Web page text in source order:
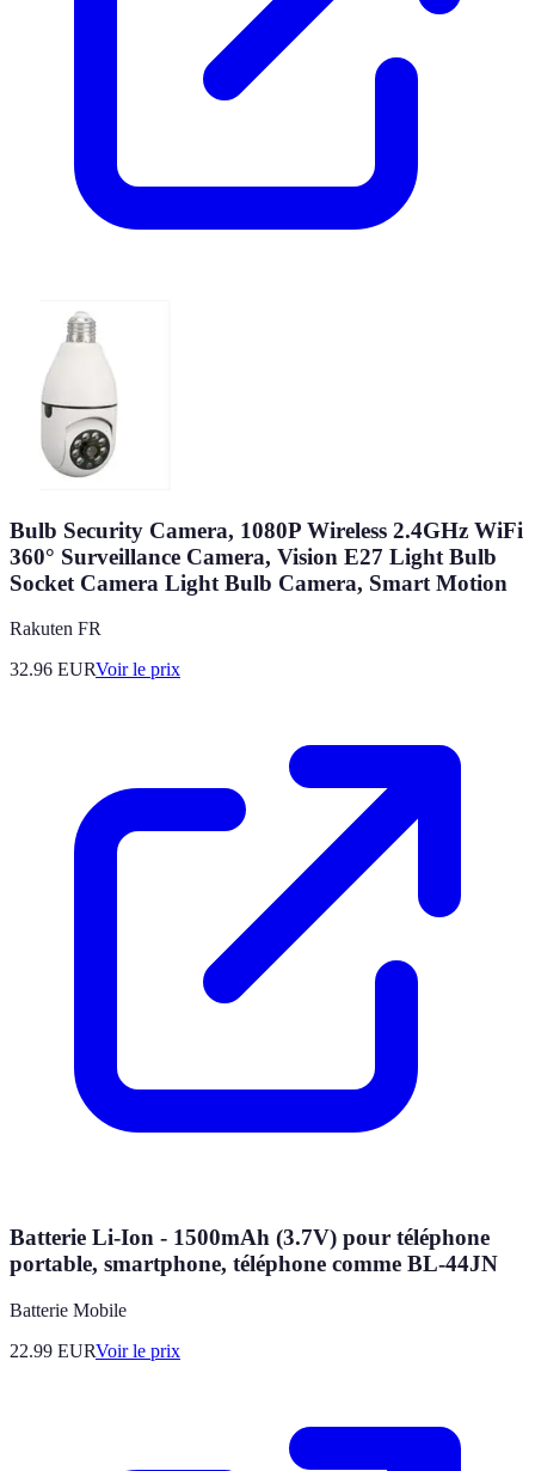
Bulb Security Camera, 1080P Wireless 2.4GHz WiFi
360° Surveillance Camera, Vision E27 Light Bulb
Socket Camera Light Bulb Camera, Smart Motion
Rakuten FR
32.96 EURVoir le prix
Batterie Li-Ion - 1500mAh (3.7V) pour téléphone
portable, smartphone, téléphone comme BL-44JN
Batterie Mobile
22.99 EURVoir le prix